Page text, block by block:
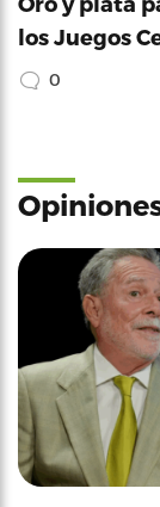
los Juegos
0